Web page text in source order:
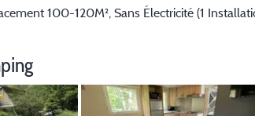
100-120M², Sans Électricité (1